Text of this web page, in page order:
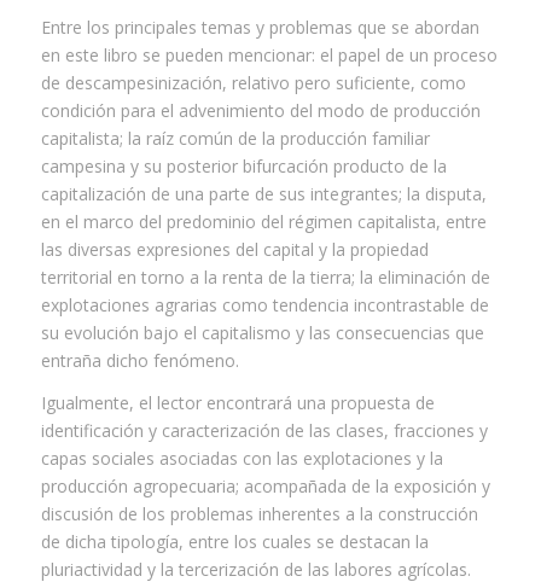
Entre los principales temas y problemas que se abordan
en este libro se pueden mencionar: el papel de un proceso
de descampesinización, relativo pero suficiente, como
condición para el advenimiento del modo de producción
capitalista; la raíz común de la producción familiar
campesina y su posterior bifurcación producto de la
capitalización de una parte de sus integrantes; la disputa,
en el marco del predominio del régimen capitalista, entre
las diversas expresiones del capital y la propiedad
territorial en torno a la renta de la tierra; la eliminación de
explotaciones agrarias como tendencia incontrastable de
su evolución bajo el capitalismo y las consecuencias que
entraña dicho fenómeno.
Igualmente, el lector encontrará una propuesta de
identificación y caracterización de las clases, fracciones y
capas sociales asociadas con las explotaciones y la
producción agropecuaria; acompañada de la exposición y
discusión de los problemas inherentes a la construcción
de dicha tipología, entre los cuales se destacan la
pluriactividad y la tercerización de las labores agrícolas.